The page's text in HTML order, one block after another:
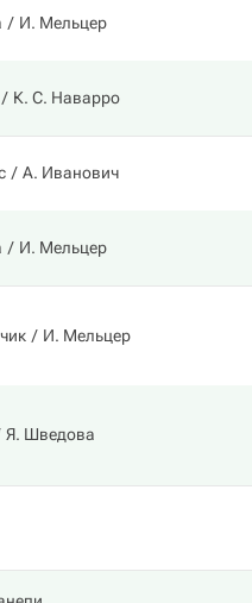
И. Мельцер
К. С. Наварро
А. Иванович
И. Мельцер
И. Мельцер
Я. Шведова